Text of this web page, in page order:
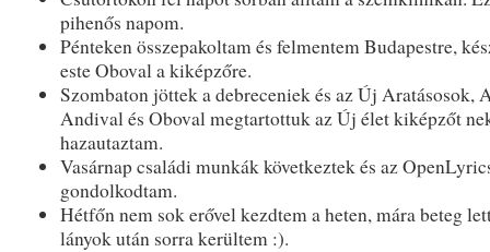
pihenős napom.
Pénteken összepakoltam és felmentem Budapestre,
este Oboval a kiképzőre.
Szombaton jöttek a debreceniek és az Új Aratásosok,
Andival és Oboval megtartottuk az Új élet kiképzőt
hazautaztam.
Vasárnap családi munkák következtek és az
gondolkodtam.
Hétfőn nem sok erővel kezdtem a heten, mára beteg
lányok után sorra kerültem :).